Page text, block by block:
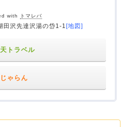
with トマレバ
田沢先達沢湯の岱1-1 [地図]
トラベル
じゃらん